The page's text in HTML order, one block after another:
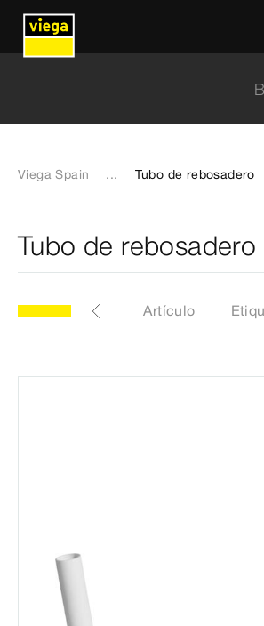
Viega Spain ... Tubo de rebosadero
Tubo de rebosadero
modelo 6165 Artículo